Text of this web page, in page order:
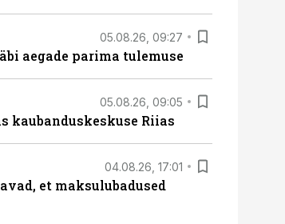
05.08.26, 09:27
aegade parima tulemuse
05.08.26, 09:05
kaubanduskeskuse Riias
04.08.26, 17:01
et maksulubadused